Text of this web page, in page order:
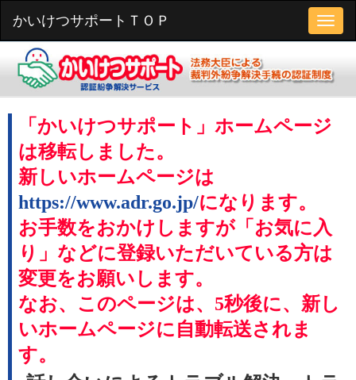
かいけつサポートＴＯＰ
「かいけつサポート」ホームページ
は移転しました。
新しいホームページは
https://www.adr.go.jp/になります。
お手数をおかけしますが「お気に入
り」などに登録いただいている方は
変更をお願いします。
なお、このページは、5秒後に、新し
いホームページに自動転送されま
す。